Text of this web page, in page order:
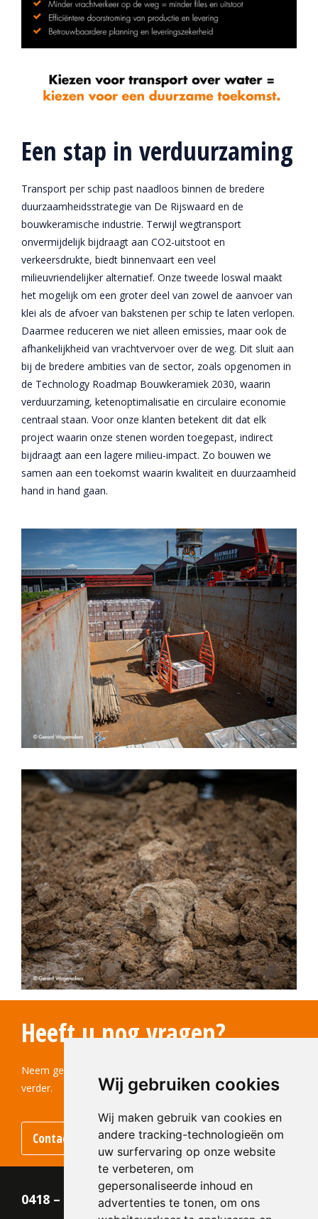
Wij gebruiken cookies
Wij maken gebruik van cookies en
andere tracking-technologieën om
uw surfervaring op onze website
te verbeteren, om
gepersonaliseerde inhoud en
advertenties te tonen, om ons
Een stap in verduurzaming
Transport per schip past naadloos binnen de bredere
duurzaamheidsstrategie van De Rijswaard en de
bouwkeramische industrie. Terwijl wegtransport
onvermijdelijk bijdraagt aan CO2-uitstoot en
verkeersdrukte, biedt binnenvaart een veel
milieuvriendelijker alternatief. Onze tweede loswal maakt
het mogelijk om een groter deel van zowel de aanvoer van
klei als de afvoer van bakstenen per schip te laten verlopen.
Daarmee reduceren we niet alleen emissies, maar ook de
afhankelijkheid van vrachtvervoer over de weg. Dit sluit aan
bij de bredere ambities van de sector, zoals opgenomen in
de Technology Roadmap Bouwkeramiek 2030, waarin
verduurzaming, ketenoptimalisatie en circulaire economie
centraal staan. Voor onze klanten betekent dit dat elk
project waarin onze stenen worden toegepast, indirect
bijdraagt aan een lagere milieu-impact. Zo bouwen we
samen aan een toekomst waarin kwaliteit en duurzaamheid
hand in hand gaan.
Heeft u nog vragen?
Neem gerust contact met ons op! Wij helpen u graag
verder.
Contact
0418 – 55 22 21